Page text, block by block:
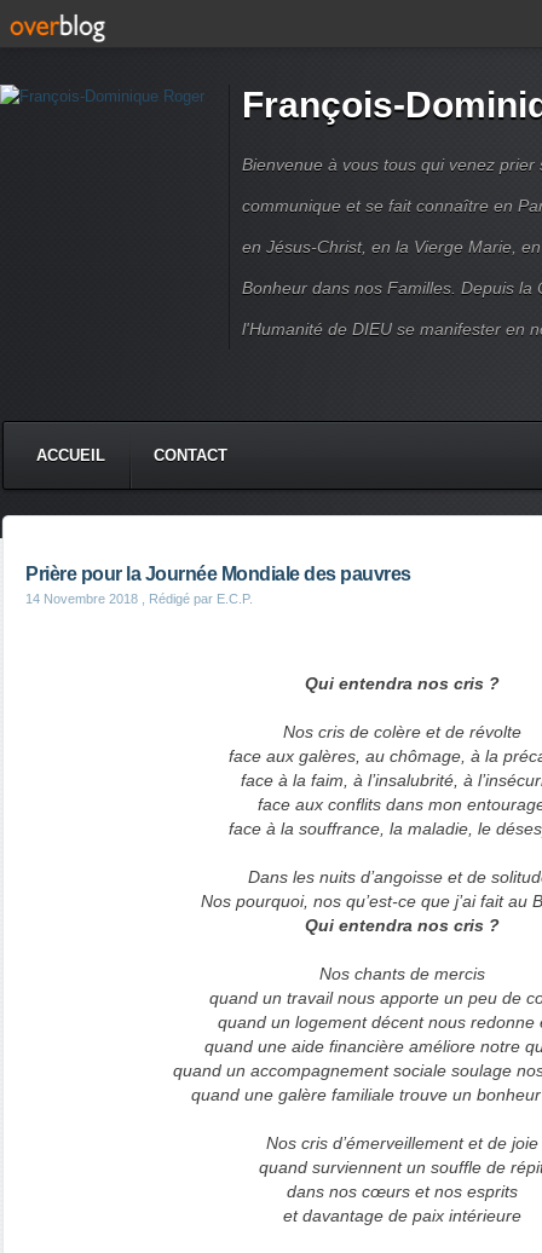
François-
Bienvenue à vous tous qui venez prier
communique et se fait connaître en
en Jésus-Christ, en la Vierge Marie,
Bonheur dans nos Familles. Depuis la
l'Humanité de DIEU se manifester en
ACCUEIL CONTACT
Prière pour la Journée Mondiale des pauvres
14 Novembre 2018 , Rédigé par E.C.P.
Qui entendra nos cris ?
Nos cris de colère et de révolte
face aux galères, au chômage, à la
face à la faim, à l’insalubrité, à
face aux conflits dans mon
face à la souffrance, la maladie, le
Dans les nuits d’angoisse et de
Nos pourquoi, nos qu’est-ce que j’ai fait au
Qui entendra nos cris ?
Nos chants de mercis
quand un travail nous apporte un peu de
quand un logement décent nous redonne
quand une aide financière améliore notre
quand un accompagnement sociale soulage
quand une galère familiale trouve un
Nos cris d’émerveillement et de joie
quand surviennent un souffle de
dans nos cœurs et nos esprits
et davantage de paix intérieure